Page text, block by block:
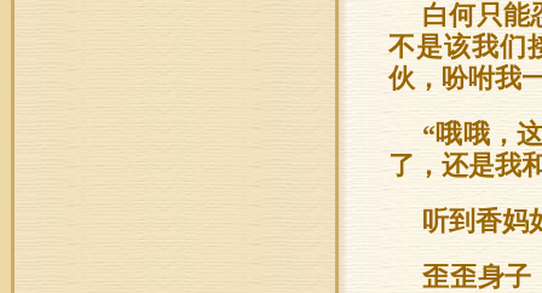
白何只能
不是该我们
伙，吩咐我
“哦哦，
了，还是我
听到香妈
歪歪身子